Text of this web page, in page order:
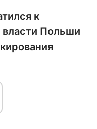
к
Польши